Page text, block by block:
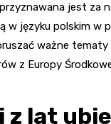
jest za
w języku polskim w
ważne
z Europy
z lat